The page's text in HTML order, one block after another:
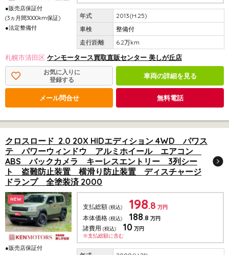
●販売店保証付
(3ヵ月間3000km保証)
●法定整備付
2013(H.25)
整備付
6.2万km
札幌市清田区 ケンモータース買取直販センター 美しが丘店
お気に入りに
登録する
車両の詳細を見る
メール問合せ 無料電話
クロスロード 2.0 20X HIDエディション 4WD パワス
テ パワーウィンドウ アルミホイール エアコン
ABS バックカメラ キーレスエントリー 3列シー
ト 盗難防止装置 横滑り防止装置 ディスチャージ
ドランプ 全塗装済 2000
NEW
●販売店保証付
支払総額 (税込) 198.8 万円
本体価格 (税込) 188.8 万円
諸費用 (税込) 10 万円
※支払総額に含む